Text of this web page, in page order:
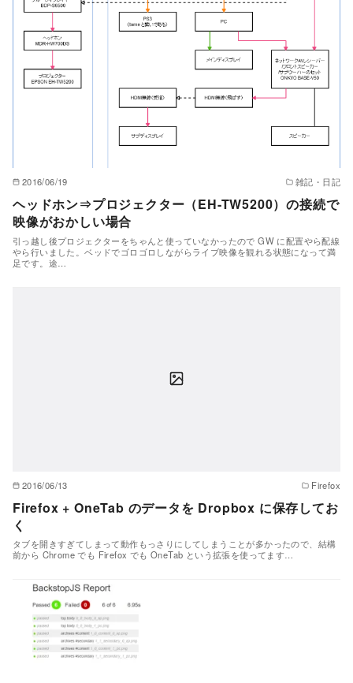
2016/06/19 雑記・日記
ヘッドホン⇒プロジェクター（EH-TW5200）の接続で
映像がおかしい場合
引っ越し後プロジェクターをちゃんと使っていなかったので GW に配置やら配線
やら行いました。ベッドでゴロゴロしながらライブ映像を観れる状態になって満
足です。途…
2016/06/13 Firefox
Firefox + OneTab のデータを Dropbox に保存してお
く
タブを開きすぎてしまって動作もっさりにしてしまうことが多かったので、結構
前から Chrome でも Firefox でも OneTab という拡張を使ってます…